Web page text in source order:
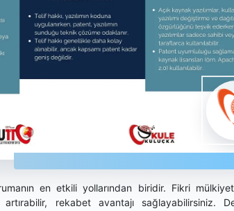
en etkili yollarından biridir. Fikri mülkiyet
rekabet avantajı sağlayabilirsiniz.